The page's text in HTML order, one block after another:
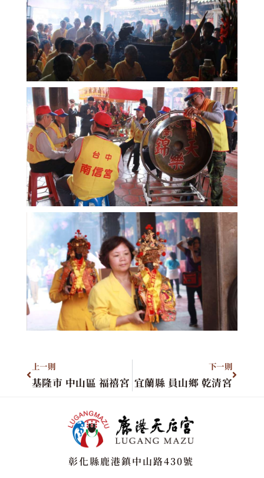
上一則
基隆市 中山區 福禧宮
下一則
宜蘭縣 員山鄉 乾清宮
彰化縣鹿港鎮中山路430號